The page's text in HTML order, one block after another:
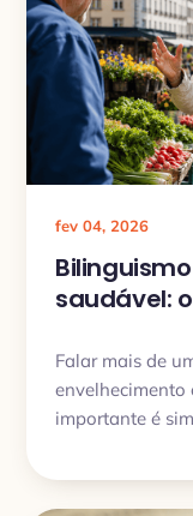
fev 04, 2026
saudável:
Falar mais de
importante é